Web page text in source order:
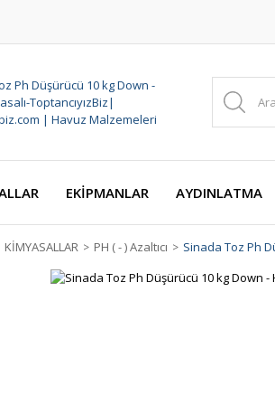
EKİPMANLAR AYDINLATMA
KİMYASALLAR PH ( - ) Azaltıcı Sinada Toz Ph